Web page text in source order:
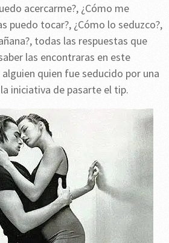
acercarme?, ¿Cómo me
puedo tocar?, ¿Cómo lo seduzco?,
todas las respuestas que
las encontraras en este
quien fue seducido por una
iniciativa de pasarte el tip.